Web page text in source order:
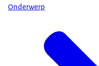
Onderwerp